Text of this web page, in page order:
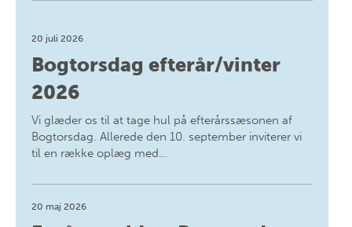
20 juli 2026
Bogtorsdag efterår/vinter
2026
Vi glæder os til at tage hul på efterårssæsonen af
Bogtorsdag. Allerede den 10. september inviterer vi
til en række oplæg med…
20 maj 2026